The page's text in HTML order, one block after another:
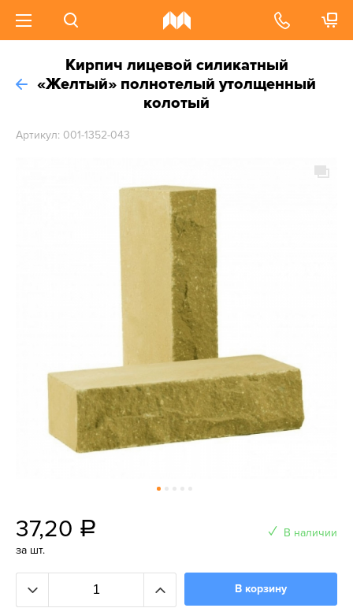
Кирпич лицевой силикатный
«Желтый» полнотелый утолщенный
колотый
Артикул: 001-1352-043
37,20 a
за шт.
В наличии
В корзину